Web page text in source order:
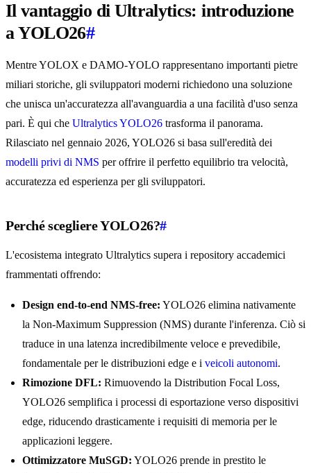
Il vantaggio di Ultralytics: introduzione
a YOLO26#
Mentre YOLOX e DAMO-YOLO rappresentano importanti pietre
miliari storiche, gli sviluppatori moderni richiedono una soluzione
che unisca un'accuratezza all'avanguardia a una facilità d'uso senza
pari. È qui che Ultralytics YOLO26 trasforma il panorama.
Rilasciato nel gennaio 2026, YOLO26 si basa sull'eredità dei
modelli privi di NMS per offrire il perfetto equilibrio tra velocità,
accuratezza ed esperienza per gli sviluppatori.
Perché scegliere YOLO26?#
L'ecosistema integrato Ultralytics supera i repository accademici
frammentati offrendo:
Design end-to-end NMS-free: YOLO26 elimina nativamente
la Non-Maximum Suppression (NMS) durante l'inferenza. Ciò si
traduce in una latenza incredibilmente veloce e prevedibile,
fondamentale per le distribuzioni edge e i veicoli autonomi.
Rimozione DFL: Rimuovendo la Distribution Focal Loss,
YOLO26 semplifica i processi di esportazione verso dispositivi
edge, riducendo drasticamente i requisiti di memoria per le
applicazioni leggere.
Ottimizzatore MuSGD: YOLO26 prende in prestito le